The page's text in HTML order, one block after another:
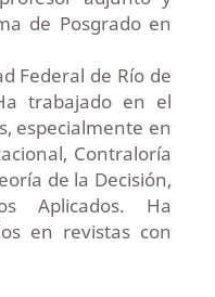
de Posgrado en
Federal de Río de
trabajado en el
especialmente en
Contraloría
de la Decisión,
Aplicados. Ha
en revistas con